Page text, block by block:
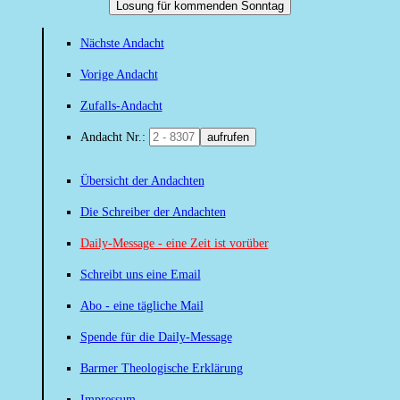
Losung für kommenden Sonntag
Nächste Andacht
Vorige Andacht
Zufalls-Andacht
Andacht Nr.: aufrufen
Übersicht der Andachten
Die Schreiber der Andachten
Daily-Message - eine Zeit ist vorüber
Schreibt uns eine Email
Abo - eine tägliche Mail
Spende für die Daily-Message
Barmer Theologische Erklärung